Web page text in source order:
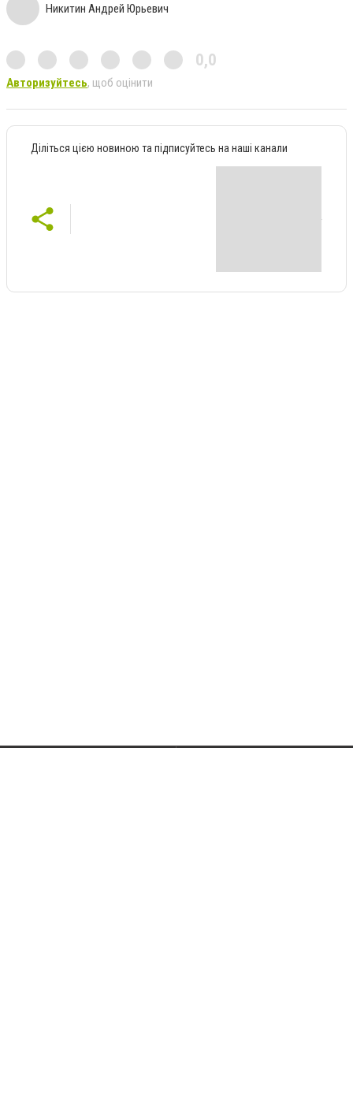
Никитин Андрей Юрьевич
0,0
Авторизуйтесь, щоб оцінити
Діліться цією новиною та підписуйтесь на наші канали